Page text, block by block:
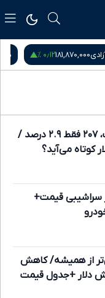
181,870,000۰٫۱۲ %
دلار ۴ درصد ریخت، ۲۰۷ فقط ۲.۹ درصد /
کوتاه می‌آید؟
سراشیبی قیمت+
از همیشه/ کاهش
دلار +جدول قیمت